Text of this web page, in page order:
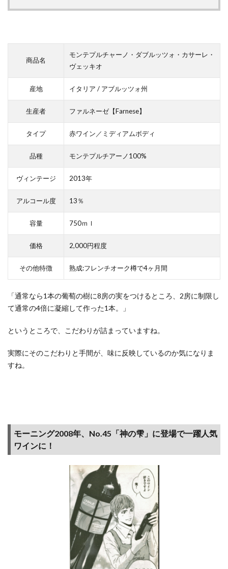
オ」
ー
2.1
ヴェ
オの
外観
（ボ
ト
ル）
ーレ
ッキ
オの
（ア
マ）
カサ
ーレ
ッキ
味わ
オの
総合
商品名
モンテプルチャーノ・ダブルッツォ・カサーレ・
ヴェッキオ
産地 イタリア / アブルッツォ州
生産者 ファルネーゼ【Farnese】
タイプ 赤ワイン／ミディアムボディ
品種 モンテプルチアーノ100%
ヴィンテージ 2013年
アルコール度 13％
容量 750ｍｌ
価格 2,000円程度
その他特徴 熟成:フレンチオーク樽で4ヶ月間
「通常なら1本の葡萄の樹に8房の実をつけるところ、2房に制限し
て通常の4倍に凝縮して作った1本。」
というところで、こだわりが詰まっていますね。
実際にそのこだわりと手間が、味に反映しているのか気になりま
すね。
モーニング2008年、No.45「神の雫」に登場で一躍人気
ワインに！